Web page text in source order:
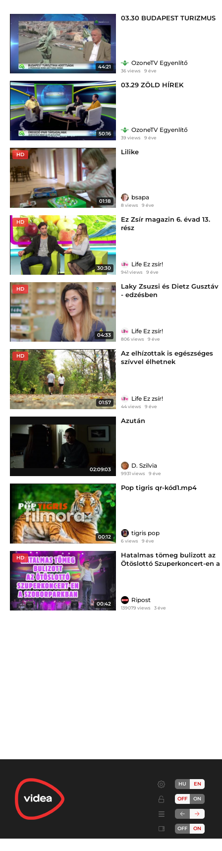
44:21
03.30 BUDAPEST TURIZMUS
OzoneTV Egyenlítő
36 views 9 éve
50:16
03.29 ZÖLD HÍREK
OzoneTV Egyenlítő
39 views 9 éve
HD
01:18
Lilike
bsapa
8 views 9 éve
HD
30:30
Ez Zsír magazin 6. évad 13.
rész
Life Ez zsír!
941 views 9 éve
HD
04:33
Laky Zsuzsi és Dietz Gusztáv
- edzésben
Life Ez zsír!
806 views 9 éve
HD
01:57
Az elhízottak is egészséges
szívvel élhetnek
Life Ez zsír!
44 views 9 éve
02:09:03
Azután
D. Szilvia
9931 views 9 éve
00:12
Pop tigris qr-kód1.mp4
tigris pop
6 views 9 éve
HD
00:42
Hatalmas tömeg bulizott az
Ötöslottó Szuperkoncert-en a
Ripost
139079 views 3 éve
HU EN
OFF ON
OFF ON